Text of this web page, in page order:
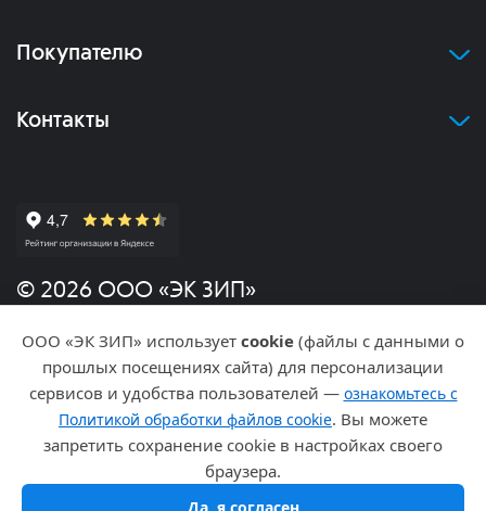
Покупателю
Контакты
© 2026 ООО «ЭК ЗИП»
Политика конфиденциальности
Разработка и продвижение
ООО «ЭК ЗИП» использует cookie (файлы с данными о
прошлых посещениях сайта) для персонализации
сервисов и удобства пользователей — ознакомьтесь с
Политикой обработки файлов cookie. Вы можете
запретить сохранение cookie в настройках своего
браузера.